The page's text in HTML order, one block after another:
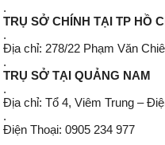
.
TRỤ SỞ CHÍNH TẠI TP HỒ
.
Địa chỉ: 278/22 Phạm Văn
.
TRỤ SỞ TẠI QUẢNG NAM
.
Địa chỉ: Tổ 4, Viêm Trung –
.
Điện Thoại: 0905 234 977